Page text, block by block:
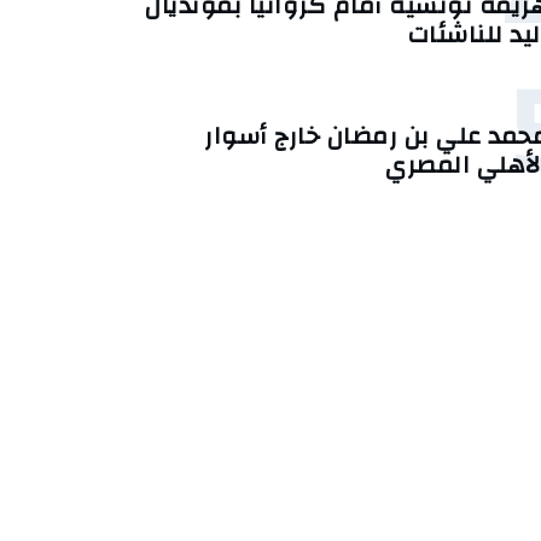
للناشئات
علي بن رمضان خارج أسوار
المصري